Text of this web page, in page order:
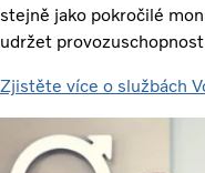
stejně jako pokročilé
udržet
Zjistěte více o službách